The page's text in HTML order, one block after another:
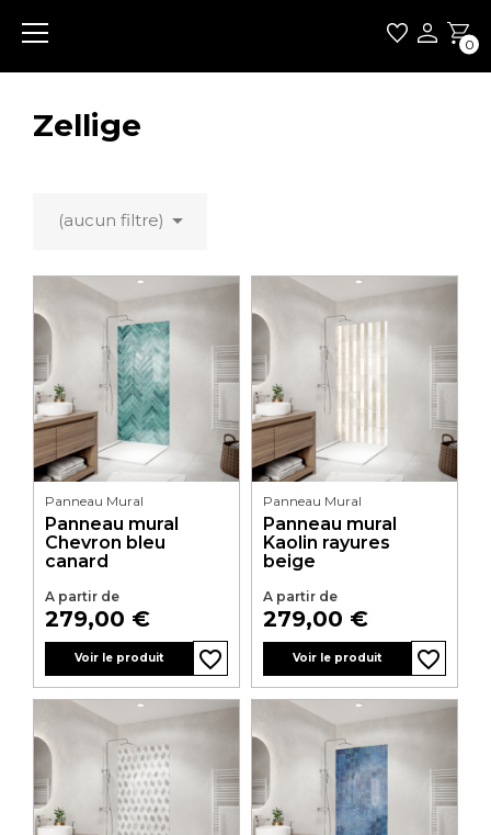
0
Zellige
(aucun filtre) 
Panneau Mural
Panneau mural
Chevron bleu
canard
A partir de
Prix
279,00 €
Voir le produit favorite_border
favorite_border
Panneau Mural
Panneau mural
Kaolin rayures
beige
A partir de
Prix
279,00 €
Voir le produit favorite_border
favorite_border